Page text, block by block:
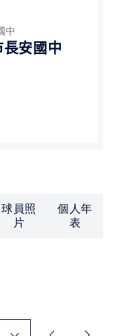
中
安國中
球員照
片
個人年
表